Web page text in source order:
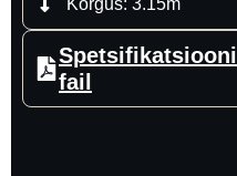
Spetsifikatsiooni
fail